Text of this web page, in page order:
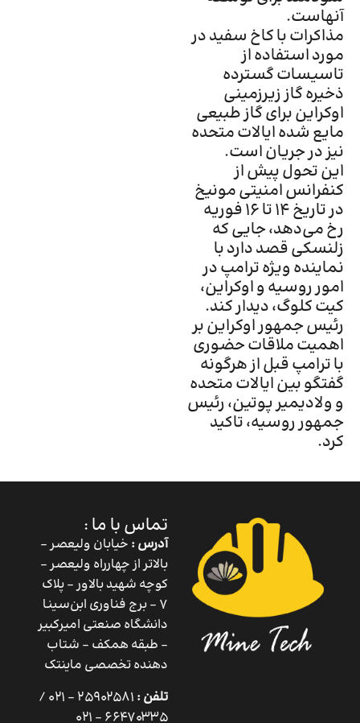
آنهاست.
مذاکرات با کاخ سفید در
مورد استفاده از
تاسیسات گسترده
ذخیره گاز زیرزمینی
اوکراین برای گاز طبیعی
مایع شده ایالات متحده
نیز در جریان است.
این تحول پیش از
کنفرانس امنیتی مونیخ
در تاریخ ۱۴ تا ۱۶ فوریه
رخ می‌دهد، جایی که
زلنسکی قصد دارد با
نماینده ویژه ترامپ در
امور روسیه و اوکراین،
کیت کلوگ، دیدار کند.
رئیس جمهور اوکراین بر
اهمیت ملاقات حضوری
با ترامپ قبل از هرگونه
گفتگو بین ایالات متحده
و ولادیمیر پوتین، رئیس
جمهور روسیه، تاکید
کرد.
تماس با ما :
آدرس : خیابان ولیعصر –
بالاتر از چهارراه ولیعصر –
کوچه شهید بالاور – پلاک
۷ – برج فناوری ابن‌سینا
دانشگاه صنعتی امیرکبیر
– طبقه همکف – شتاب
دهنده تخصصی ماینتک
تلفن :
25902581 – 021 /
66470335 – 021